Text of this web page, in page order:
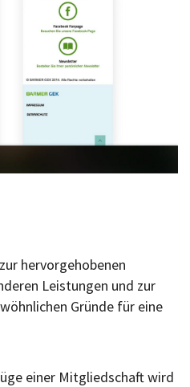
hervorgehobenen
Leistungen und zur
Gründe für eine
einer Mitgliedschaft wird